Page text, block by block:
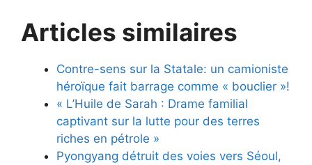
Articles similaires
Contre-sens sur la Statale: un camioniste
héroïque fait barrage comme « bouclier »!
« L’Huile de Sarah : Drame familial
captivant sur la lutte pour des terres
riches en pétrole »
Pyongyang détruit des voies vers Séoul,